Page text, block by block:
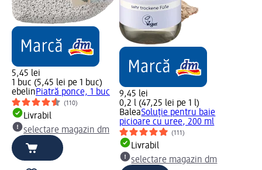
5,45 lei
1 buc (5,45 lei pe 1 buc)
ebelinPiatră ponce, 1 buc
(110)
Livrabil
selectare magazin dm
9,45 lei
0,2 l (47,25 lei pe 1 l)
BaleaSoluție pentru baie
picioare cu uree, 200 ml
(111)
Livrabil
selectare magazin dm